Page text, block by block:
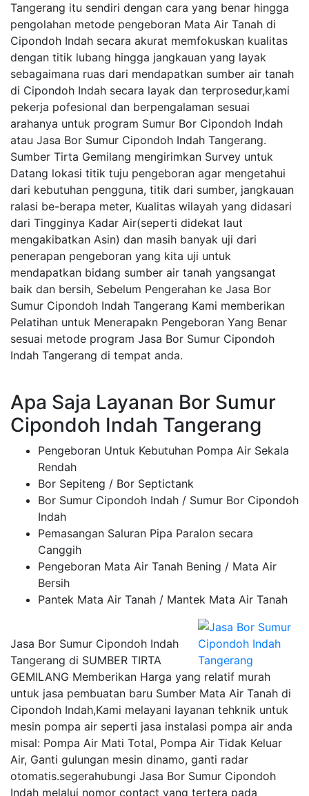
Tangerang itu sendiri dengan cara yang benar hingga
pengolahan metode pengeboran Mata Air Tanah di
Cipondoh Indah secara akurat memfokuskan kualitas
dengan titik lubang hingga jangkauan yang layak
sebagaimana ruas dari mendapatkan sumber air tanah
di Cipondoh Indah secara layak dan terprosedur,kami
pekerja pofesional dan berpengalaman sesuai
arahanya untuk program Sumur Bor Cipondoh Indah
atau Jasa Bor Sumur Cipondoh Indah Tangerang.
Sumber Tirta Gemilang mengirimkan Survey untuk
Datang lokasi titik tuju pengeboran agar mengetahui
dari kebutuhan pengguna, titik dari sumber, jangkauan
ralasi be-berapa meter, Kualitas wilayah yang didasari
dari Tingginya Kadar Air(seperti didekat laut
mengakibatkan Asin) dan masih banyak uji dari
penerapan pengeboran yang kita uji untuk
mendapatkan bidang sumber air tanah yangsangat
baik dan bersih, Sebelum Pengerahan ke Jasa Bor
Sumur Cipondoh Indah Tangerang Kami memberikan
Pelatihan untuk Menerapakn Pengeboran Yang Benar
sesuai metode program Jasa Bor Sumur Cipondoh
Indah Tangerang di tempat anda.
Apa Saja Layanan Bor Sumur
Cipondoh Indah Tangerang
Pengeboran Untuk Kebutuhan Pompa Air Sekala
Rendah
Bor Sepiteng / Bor Septictank
Bor Sumur Cipondoh Indah / Sumur Bor Cipondoh
Indah
Pemasangan Saluran Pipa Paralon secara
Canggih
Pengeboran Mata Air Tanah Bening / Mata Air
Bersih
Pantek Mata Air Tanah / Mantek Mata Air Tanah
Jasa Bor Sumur Cipondoh Indah
Tangerang di SUMBER TIRTA
GEMILANG Memberikan Harga yang relatif murah
untuk jasa pembuatan baru Sumber Mata Air Tanah di
Cipondoh Indah,Kami melayani layanan tehknik untuk
mesin pompa air seperti jasa instalasi pompa air anda
misal: Pompa Air Mati Total, Pompa Air Tidak Keluar
Air, Ganti gulungan mesin dinamo, ganti radar
otomatis.segerahubungi Jasa Bor Sumur Cipondoh
Indah melalui nomor contact yang tertera pada